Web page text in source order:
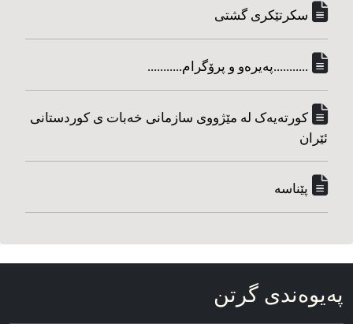
سکرتێکری گشتی
...........په‌یره‌و و پرۆگرام...........
کورته‌یه‌ک له مێژووی سازمانی خه‌بات ی کوردستانی
ئێران
پێناسه‌
په‌یوه‌ندی گرتن